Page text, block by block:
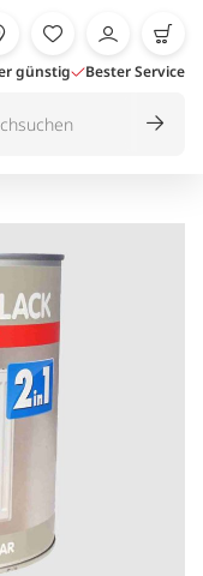
günstig Bester Service